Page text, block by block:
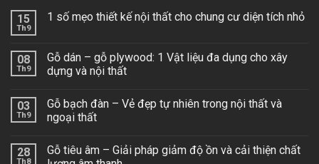
15
Th9
1 số mẹo thiết kế nội thất cho chung cư diện tích nhỏ
08
Th9
Gỗ dán – gỗ plywood: 1 Vật liệu đa dụng cho xây
dựng và nội thất
03
Th9
Gỗ bạch đàn – Vẻ đẹp tự nhiên trong nội thất và
ngoại thất
28
Th8
Gỗ tiêu âm – Giải pháp giảm độ ồn và cải thiện chất